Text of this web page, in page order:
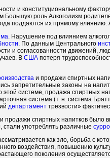
и конституциональному
Большую роль Алкоголизм
поддаются их прямому
. Нарушение под влиянием
. По данным Центрального
и согласованности движений,
В США потеря
и продажи спиртных
запретительные законы на
этой системе, продажа спиртных
система (т. н. система
департамент трезвости»
и продажи спиртных напитков было
употреблять различные
как зло, борьба с
воздействия, повышению
поколения